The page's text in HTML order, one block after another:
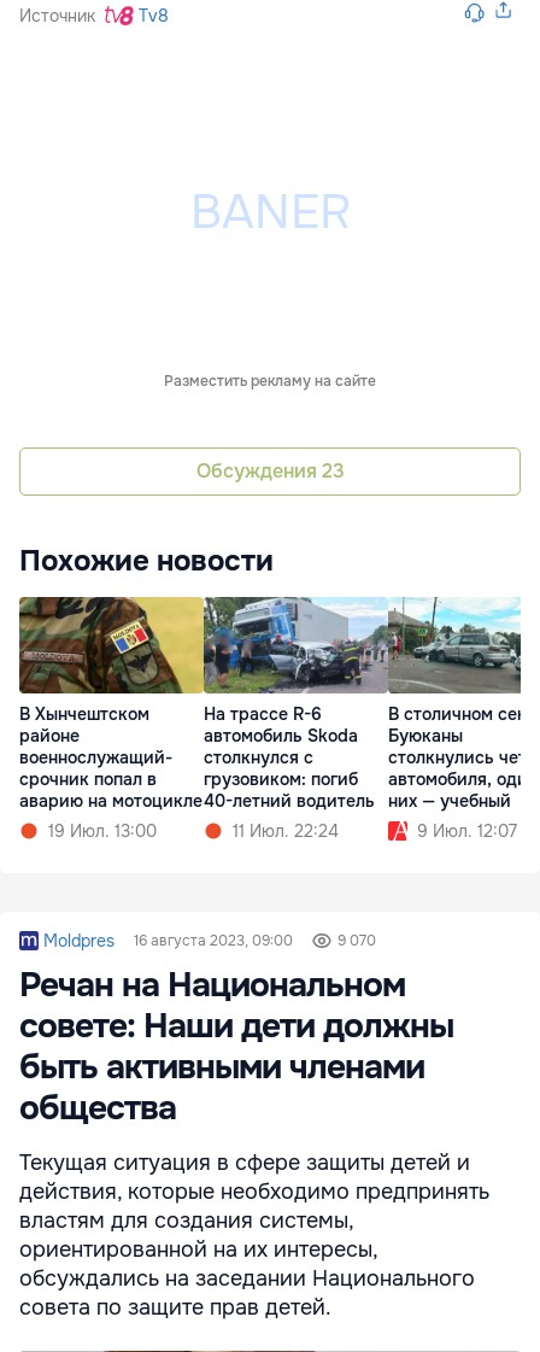
Источник Tv8
Разместить рекламу на сайте
Обсуждения 23
Похожие новости
В Хынчештском
районе
военнослужащий-
срочник попал в
аварию на мотоцикле
19 Июл. 13:00
На трассе R-6
автомобиль Skoda
столкнулся с
грузовиком: погиб
40-летний водитель
11 Июл. 22:24
В столичном
Буюканы
столкнулись
автомобиля,
них — учебный
9 Июл. 12:07
Moldpres 16 августа 2023, 09:00 9 070
Речан на Национальном
совете: Наши дети должны
быть активными членами
общества
Текущая ситуация в сфере защиты детей и
действия, которые необходимо предпринять
властям для создания системы,
ориентированной на их интересы,
обсуждались на заседании Национального
совета по защите прав детей.